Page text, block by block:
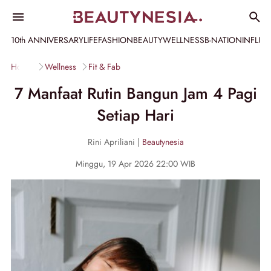
10th ANNIVERSARYLIFEFASHIONBEAUTYWELLNESSB-NATION
Home Wellness Fit & Fab
7 Manfaat Rutin Bangun Jam 4 Pagi
Setiap Hari
Rini Apriliani | Beautynesia
Minggu, 19 Apr 2026 22:00 WIB